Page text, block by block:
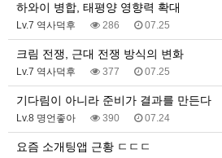
하와이 병합, 태평양 영향력 확대
Lv.7 역사덕후 286 07.25
크림 전쟁, 근대 전쟁 방식의 변화
Lv.7 역사덕후 377 07.25
기다림이 아니라 준비가 결과를 만든다
Lv.8 명언좋아 390 07.24
요즘 소개팅앱 근황 ㄷㄷㄷ